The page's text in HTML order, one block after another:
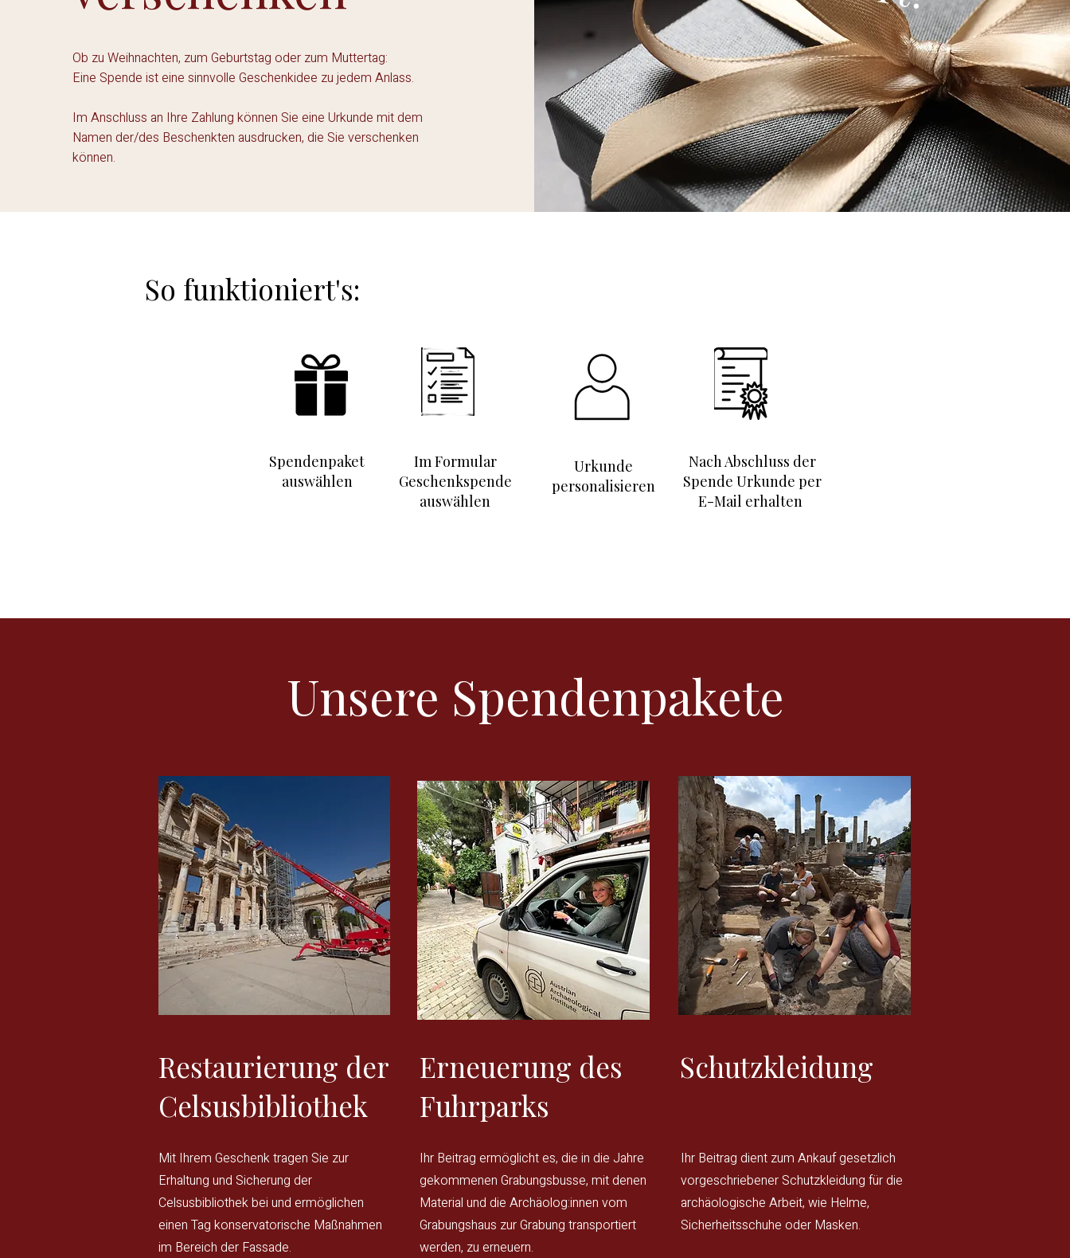
Ob zu Weihnachten, zum Geburtstag oder zum Muttertag:
Eine Spende ist eine sinnvolle Geschenkidee zu jedem Anlass.
Im Anschluss an Ihre Zahlung können Sie eine Urkunde mit dem
Namen der/des Beschenkten ausdrucken, die Sie verschenken
können.
Spendenpaket
auswählen
Im Formular
Geschenkspende
auswählen
Urkunde
personalisieren
Nach Abschluss der
Spende Urkunde per
E-Mail erhalten
So funktioniert's:
Unsere Spendenpakete
Restaurierung der
Celsusbibliothek
Mit Ihrem Geschenk tragen Sie zur
Erhaltung und Sicherung der
Celsusbibliothek bei und ermöglichen
einen Tag konservatorische Maßnahmen
im Bereich der Fassade.
Erneuerung des
Fuhrparks
Ihr Beitrag ermöglicht es, die in die Jahre
gekommenen Grabungsbusse, mit denen
Material und die Archäolog:innen vom
Grabungshaus zur Grabung transportiert
werden, zu erneuern.
Schutzkleidung
Ihr Beitrag dient zum Ankauf gesetzlich
vorgeschriebener Schutzkleidung für die
archäologische Arbeit, wie Helme,
Sicherheitsschuhe oder Masken.